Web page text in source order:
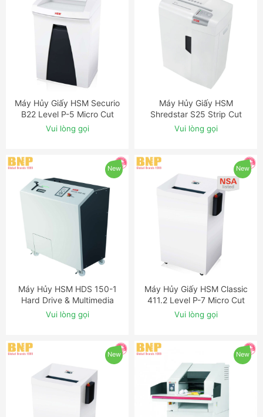
ĐẶT NGAY
Máy Hủy Giấy HSM Securio
B22 Level P-5 Micro Cut
Shredder
Vui lòng gọi
ĐẶT NGAY
Máy Hủy Giấy HSM
Shredstar S25 Strip Cut
Shredder
Vui lòng gọi
New
ĐẶT NGAY
Máy Hủy HSM HDS 150-1
Hard Drive & Multimedia
Shredder
Vui lòng gọi
New
ĐẶT NGAY
Máy Hủy Giấy HSM Classic
411.2 Level P-7 Micro Cut
Shredder with Auto-Oiler
Vui lòng gọi
New New